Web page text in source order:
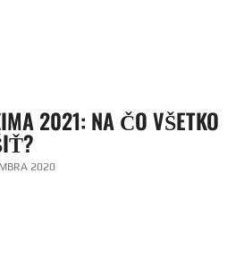
2021: NA ČO VŠETKO
2020